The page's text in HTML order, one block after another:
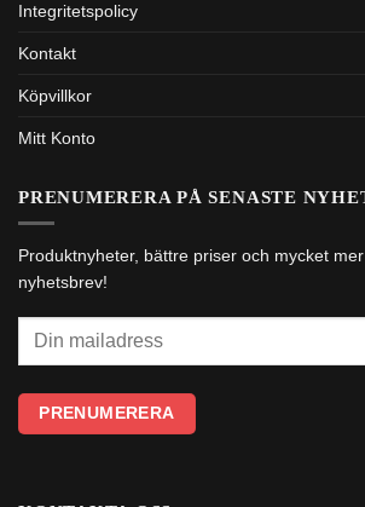
Integritetspolicy
Kontakt
Köpvillkor
Mitt Konto
PRENUMERERA PÅ SENASTE
Produktnyheter, bättre priser och mycket
nyhetsbrev!